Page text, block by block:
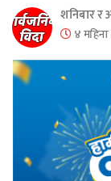
शनिबार र
४